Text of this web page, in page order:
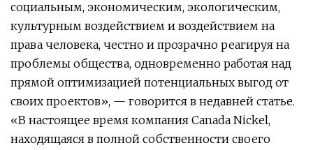
социальным, экономическим, экологическим,
культурным воздействием и воздействием на
права человека, честно и прозрачно реагируя на
проблемы общества, одновременно работая над
прямой оптимизацией потенциальных выгод от
своих проектов», — говорится в недавней статье.
«В настоящее время компания Canada Nickel,
находящаяся в полной собственности своего